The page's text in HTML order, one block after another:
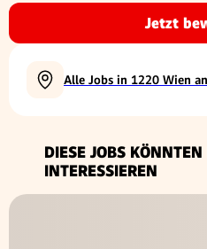
Jetzt
Alle Jobs in 1220 Wien
DIESE JOBS
INTERESSIEREN